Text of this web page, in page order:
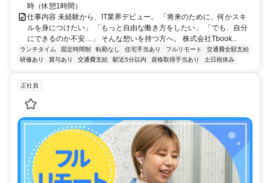
時（休憩1時間）
仕事内容 未経験から、IT業界デビュー。 「将来のために、何かスキ
ルを身につけたい」 「もっと自由な働き方をしたい」 「でも、自分
にできるのか不安…」 そんな想いを持つ方へ。 株式会社Tbook...
ランチタイム 固定時間制 転勤なし 住宅手当あり フルリモート
交通費全額支給
研修あり
賞与あり 交通費支給 駅近5分以内 資格取得手当あり 土日祝休み
正社員